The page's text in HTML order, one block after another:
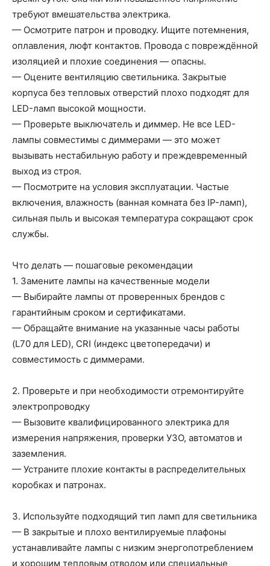
требуют вмешательства электрика.
— Осмотрите патрон и проводку. Ищите потемнения,
оплавления, люфт контактов. Провода с повреждённой
изоляцией и плохие соединения — опасны.
— Оцените вентиляцию светильника. Закрытые
корпуса без тепловых отверстий плохо подходят для
LED-ламп высокой мощности.
— Проверьте выключатель и диммер. Не все LED-
лампы совместимы с диммерами — это может
вызывать нестабильную работу и преждевременный
выход из строя.
— Посмотрите на условия эксплуатации. Частые
включения, влажность (ванная комната без IP-ламп),
сильная пыль и высокая температура сокращают срок
службы.
Что делать — пошаговые рекомендации
1. Замените лампы на качественные модели
— Выбирайте лампы от проверенных брендов с
гарантийным сроком и сертификатами.
— Обращайте внимание на указанные часы работы
(L70 для LED), CRI (индекс цветопередачи) и
совместимость с диммерами.
2. Проверьте и при необходимости отремонтируйте
электропроводку
— Вызовите квалифицированного электрика для
измерения напряжения, проверки УЗО, автоматов и
заземления.
— Устраните плохие контакты в распределительных
коробках и патронах.
3. Используйте подходящий тип ламп для светильника
— В закрытые и плохо вентилируемые плафоны
устанавливайте лампы с низким энергопотреблением
и хорошим тепловым отводом или специальные